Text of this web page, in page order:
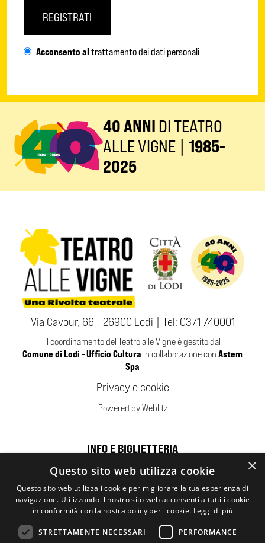
REGISTRATI
Acconsento al trattamento dei dati personali
40 ANNI DI TEATRO
ALLE VIGNE | 1985-
2025
Via Cavour, 66 - 26900 Lodi | Tel: 0371 740001
Il coordinamento del Teatro alle Vigne è gestito dal
Comune di Lodi - Ufficio Cultura in collaborazione con Astem
Spa
Privacy e cookie
Powered by Weblitz
INFO E BIGLIETTERIA
Sponsor
×
Questo sito web utilizza cookie
Questo sito web utilizza i cookie per migliorare la tua esperienza di
navigazione. Utilizzando il nostro sito web acconsenti a tutti i cookie
in conformità con la nostra policy per i cookie. Leggi di più
STRETTAMENTE NECESSARI PERFORMANCE